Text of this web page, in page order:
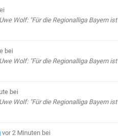
Wolf: "Für die Regionalliga Bayern ist
bei
Wolf: "Für die Regionalliga Bayern ist
bei
Wolf: "Für die Regionalliga Bayern ist
vor 2 Minuten bei